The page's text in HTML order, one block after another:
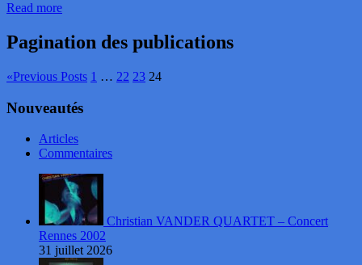
Read more
Pagination des publications
«Previous Posts 1 … 22 23 24
Nouveautés
Articles
Commentaires
Christian VANDER QUARTET – Concert
Rennes 2002
31 juillet 2026